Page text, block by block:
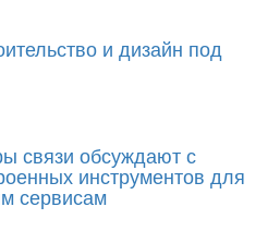
и дизайн под
связи обсуждают с
инструментов для
сервисам